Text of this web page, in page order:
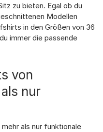
zu bieten. Egal ob du
Modellen
in den Größen von 36
immer die passende
von
nur
als nur funktionale